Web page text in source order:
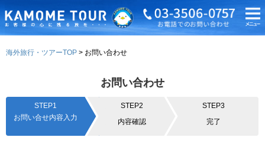
海外旅行・ツアーTOP お問い合わせ
お問い合わせ
STEP1
お問い合せ内容入力
STEP2
内容確認
STEP3
完了